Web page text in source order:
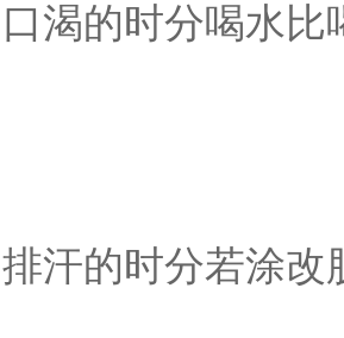
渴的时分喝水
汗的时分若涂